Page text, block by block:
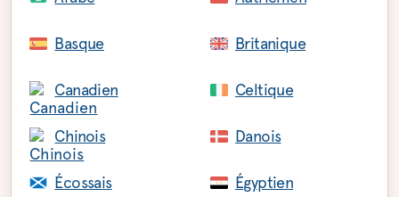
Basque Britanique
Canadien Celtique
Chinois Danois
Écossais Égyptien